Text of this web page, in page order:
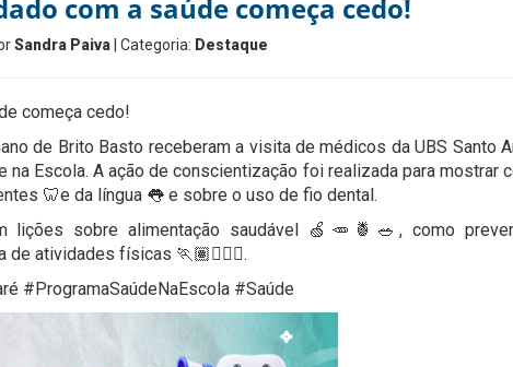
com a saúde começa cedo!
Sandra Paiva | Categoria: Destaque
começa cedo!
de Brito Basto receberam a visita de médicos da UBS Santo
na Escola. A ação de conscientização foi realizada para mostrar
🦷e da língua 👅 e sobre o uso de fio dental.
lições sobre alimentação saudável 🍏🥕🍍🥗, como
atividades físicas 🏃🏽🏊🏼‍♀️.
#ProgramaSaúdeNaEscola #Saúde